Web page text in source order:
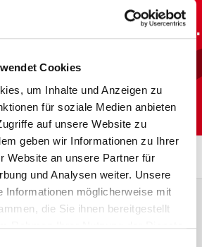
Cookies
um Inhalte und Anzeigen zu
für soziale Medien anbieten
auf unsere Website zu
geben wir Informationen zu Ihrer
Website an unsere Partner für
und Analysen weiter. Unsere
Informationen möglicherweise mit
die Sie ihnen bereitgestellt
Lesen.
...